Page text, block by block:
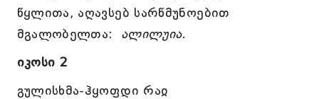
წყლითა, აღავსებ სარწმუნოებით
მგალობელთა:
ალილუია.
იკოსი 2
გულისხმა-ჰყოფდი რაჲ